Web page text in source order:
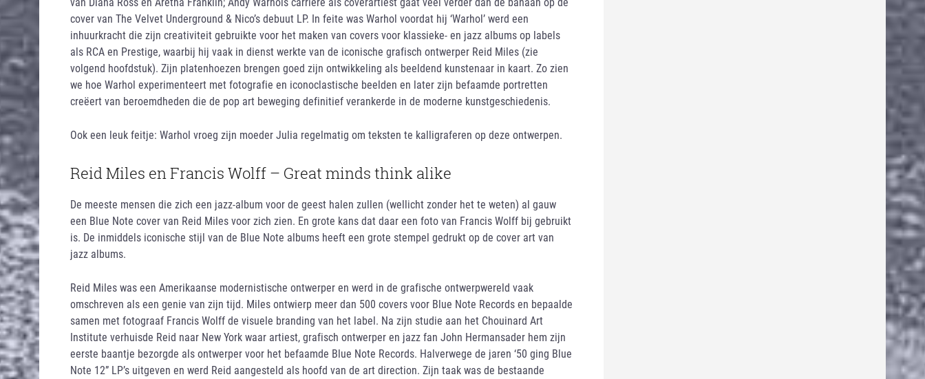
cover van The Velvet Underground & Nico’s debuut LP. In feite was Warhol voordat hij ‘Warhol’ werd een
inhuurkracht die zijn creativiteit gebruikte voor het maken van covers voor klassieke- en jazz albums op labels
als RCA en Prestige, waarbij hij vaak in dienst werkte van de iconische grafisch ontwerper Reid Miles (zie
volgend hoofdstuk). Zijn platenhoezen brengen goed zijn ontwikkeling als beeldend kunstenaar in kaart. Zo zien
we hoe Warhol experimenteert met fotografie en iconoclastische beelden en later zijn befaamde portretten
creëert van beroemdheden die de pop art beweging definitief verankerde in de moderne kunstgeschiedenis.
Ook een leuk feitje: Warhol vroeg zijn moeder Julia regelmatig om teksten te kalligraferen op deze ontwerpen.
Reid Miles en Francis Wolff – Great minds think alike
De meeste mensen die zich een jazz-album voor de geest halen zullen (wellicht zonder het te weten) al gauw
een Blue Note cover van Reid Miles voor zich zien. En grote kans dat daar een foto van Francis Wolff bij gebruikt
is. De inmiddels iconische stijl van de Blue Note albums heeft een grote stempel gedrukt op de cover art van
jazz albums.
Reid Miles was een Amerikaanse modernistische ontwerper en werd in de grafische ontwerpwereld vaak
omschreven als een genie van zijn tijd. Miles ontwierp meer dan 500 covers voor Blue Note Records en bepaalde
samen met fotograaf Francis Wolff de visuele branding van het label. Na zijn studie aan het Chouinard Art
Institute verhuisde Reid naar New York waar artiest, grafisch ontwerper en jazz fan John Hermansader hem zijn
eerste baantje bezorgde als ontwerper voor het befaamde Blue Note Records. Halverwege de jaren ‘50 ging Blue
Note 12” LP’s uitgeven en werd Reid aangesteld als hoofd van de art direction. Zijn taak was de bestaande